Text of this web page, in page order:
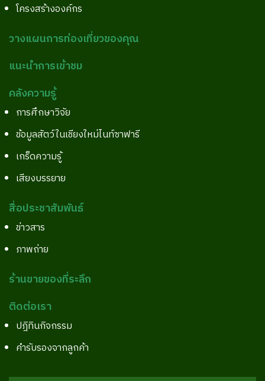
โครงสร้างองค์กร
วางแผนการท่องเที่ยวของคุณ
แนะนำการเข้าชม
คลังความรู้
การศึกษาวิจัย
ข้อมูลสัตว์ในเชียงใหม่ไนท์ซาฟารี
เกร็ดความรู้
เสียงบรรยาย
สื่อประชาสัมพันธ์
ข่าวสาร
ภาพถ่าย
ร้านขายของที่ระลึก
ติดต่อเรา
ปฎิทินกิจกรรม
คำรับรองจากลูกค้า